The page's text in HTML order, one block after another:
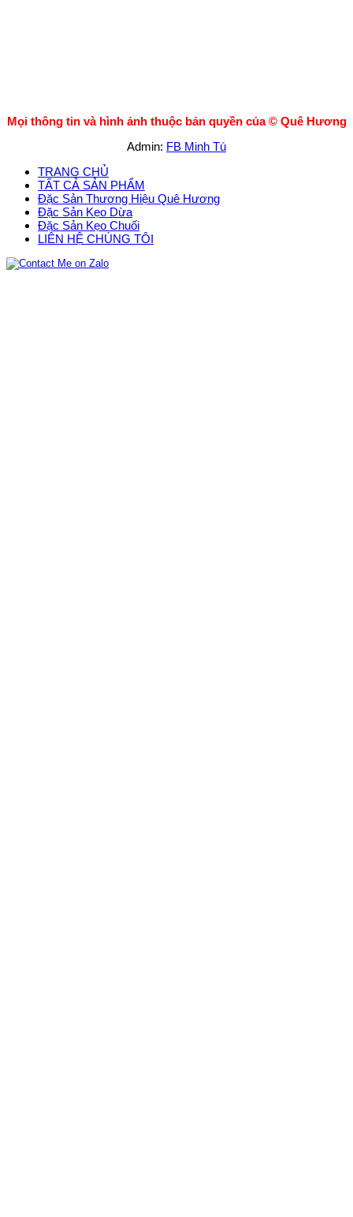
Mọi thông tin và hình ảnh thuộc bản quyền của © Quê Hương
Admin: FB Minh Tú
TRANG CHỦ
TẤT CẢ SẢN PHẨM
Đặc Sản Thương Hiệu Quê Hương
Đặc Sản Kẹo Dừa
Đặc Sản Kẹo Chuối
LIÊN HỆ CHÚNG TÔI